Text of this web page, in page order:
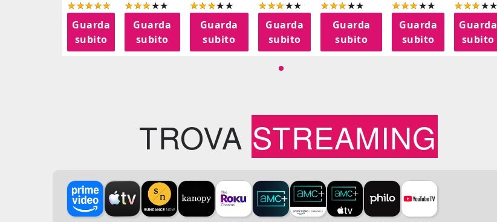
Guarda
subito
Guarda
subito
Guarda
subito
Guarda
subito
Guarda
subito
Guarda
subito
Guarda
subito
TROVA STREAMING